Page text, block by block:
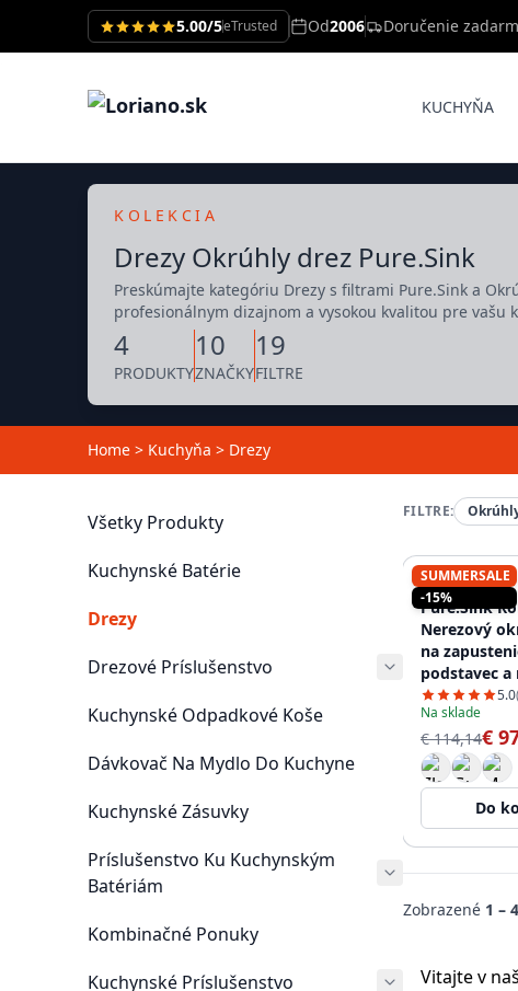
5.00/5eTrusted Od2006 Doručenie
KUCHYŇA
KOLEKCIA
Drezy Okrúhly drez Pure.Sink
Preskúmajte kategóriu Drezy s filtrami Pure.Sink a
profesionálnym dizajnom a vysokou kvalitou pre vašu
4
PRODUKTY
10
ZNAČKY
19
FILTRE
Home > Kuchyňa > Drezy
Všetky Produkty
Kuchynské Batérie
Drezy
Drezové Príslušenstvo
Kuchynské Odpadkové Koše
Dávkovač Na Mydlo Do Kuchyne
Kuchynské Zásuvky
Príslušenstvo Ku Kuchynským
Batériám
Kombinačné Ponuky
Kuchynské Príslušenstvo
FILTRE:
SUMMERSALE
-15%
PURE.SINK
Pure.Sink
Nerezový
na
podstavec a
dosku, 37 5.0
Na sklade
€ 114,14€
Do
Zobrazené 1 – 4
Vitajte v